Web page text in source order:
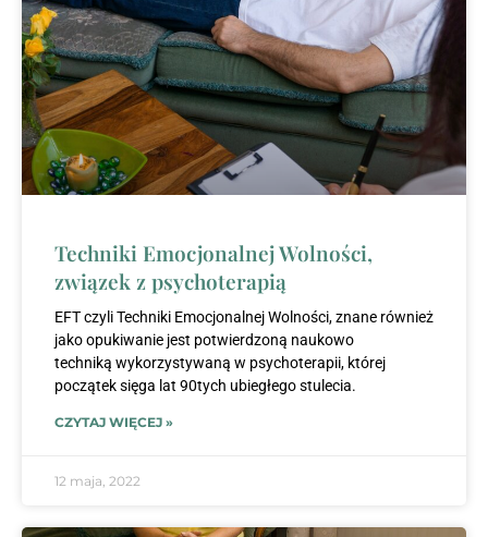
Techniki Emocjonalnej Wolności,
związek z psychoterapią
EFT czyli Techniki Emocjonalnej Wolności, znane również
jako opukiwanie jest potwierdzoną naukowo
techniką wykorzystywaną w psychoterapii, której
początek sięga lat 90tych ubiegłego stulecia.
CZYTAJ WIĘCEJ »
12 maja, 2022